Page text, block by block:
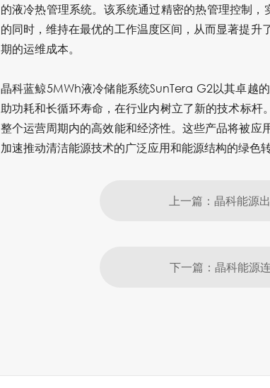
的液冷热管理系统。该系统通过精密的热管理控制
的同时，维持在最优的工作温度区间，从而显著提
期的运维成本。
晶科蓝鲸5MWh液冷储能系统SunTera G2以其卓
助功耗和长循环寿命，在行业内树立了新的技术标杆
整个运营周期内的高效能和经济性。这些产品将被应
加速推动清洁能源技术的广泛应用和能源结构的绿色转
上一篇：晶科能源
下一篇：晶科能源